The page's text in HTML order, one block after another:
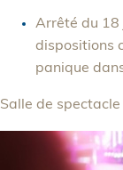
Arrêté du 18
dispositions
panique
Salle de